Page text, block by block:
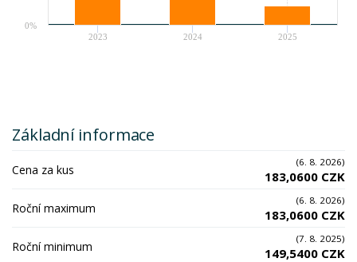
2023 2024 2025
0%
Základní informace
Cena za kus (6. 8. 2026)
183,0600 CZK
Roční maximum (6. 8. 2026)
183,0600 CZK
Roční minimum (7. 8. 2025)
149,5400 CZK